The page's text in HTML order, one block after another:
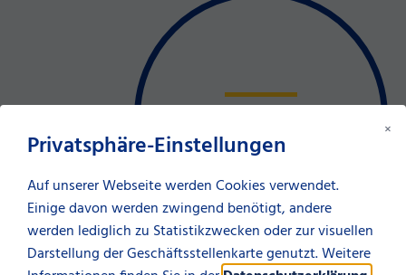
×
Privatsphäre-Einstellungen
Auf unserer Webseite werden Cookies verwendet.
Einige davon werden zwingend benötigt, andere
werden lediglich zu Statistikzwecken oder zur visuellen
Darstellung der Geschäftsstellenkarte genutzt. Weitere